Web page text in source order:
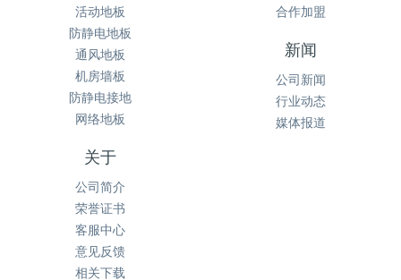
活动地板
防静电地板
通风地板
机房墙板
防静电接地
网络地板
合作加盟
新闻
公司新闻
行业动态
媒体报道
关于
公司简介
荣誉证书
客服中心
意见反馈
相关下载